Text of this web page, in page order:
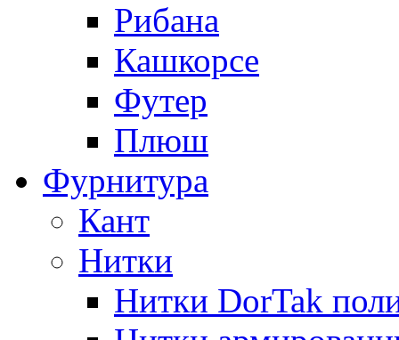
Рибана
Кашкорсе
Футер
Плюш
Фурнитура
Кант
Нитки
Нитки DorTak